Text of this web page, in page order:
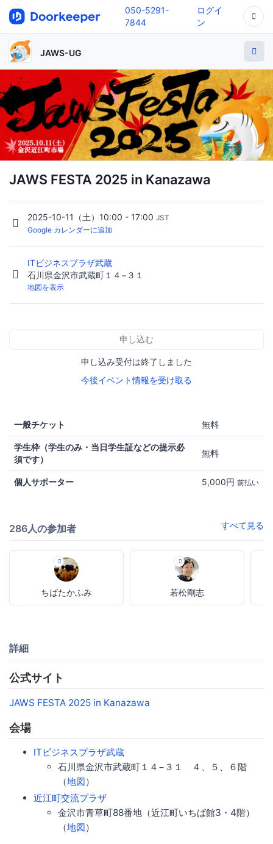
050-5291-
7844
ログイ
ン
JAWS-UG
JAWS FESTA 2025 in Kanazawa
2025-10-11（土）10:00 - 17:00 JST
Google カレンダーに追加
ITビジネスプラザ武蔵
石川県金沢市武蔵町１４−３１
地図を表示
申し込む
申し込み受付は終了しました
今後イベント情報を受け取る
一般チケット 無料
学生枠（学生のみ・当日学生証などの提示必
須です）
無料
個人サポーター 5,000円 前払い
286人の参加者 すべて見る
ちばたかふみ 若松剛志
詳細
公式サイト
JAWS FESTA 2025 in Kanazawa
会場
ITビジネスプラザ武蔵
石川県金沢市武蔵町１４−３１ ４、５、６階
（地図）
近江町交流プラザ
金沢市青草町88番地（近江町いちば館3・4階）
（地図）